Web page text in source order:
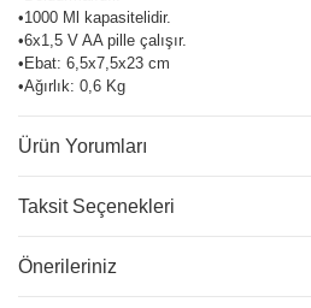
•1000 Ml kapasitelidir.
•6x1,5 V AA pille çalışır.
•Ebat: 6,5x7,5x23 cm
•Ağırlık: 0,6 Kg
Ürün Yorumları
Taksit Seçenekleri
Önerileriniz